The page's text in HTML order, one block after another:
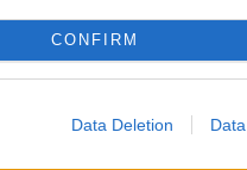
CONFIRM
Data Deletion
prijedlog dotične
od bilo koje
iz određenih
ne riješe.